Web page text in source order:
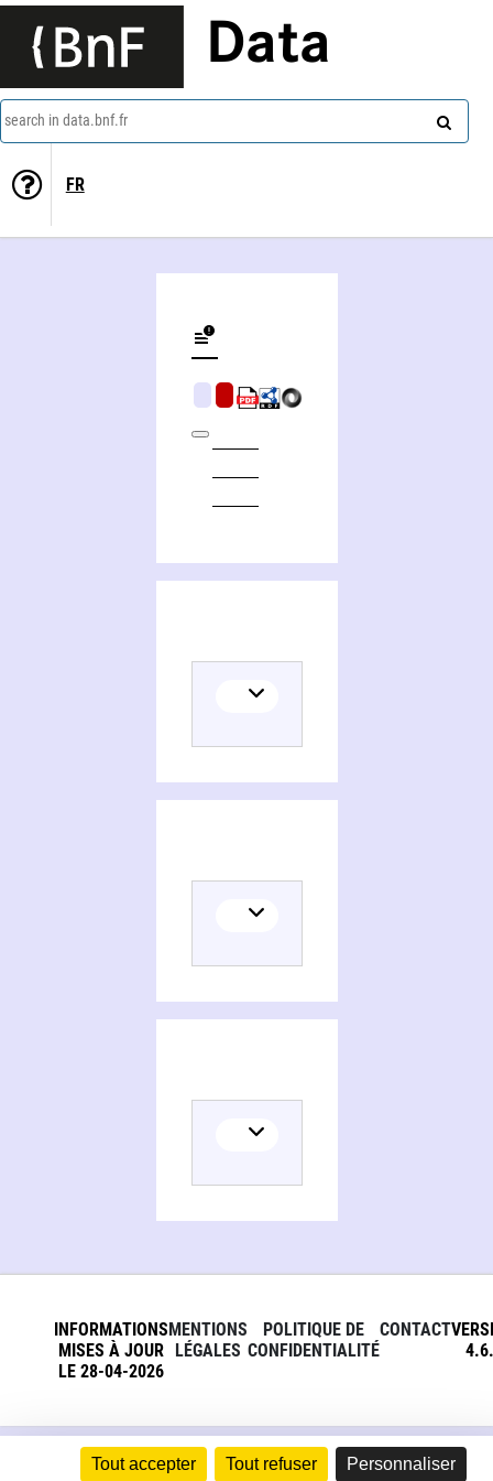
Tout accepter Tout refuser Personnaliser
Data
search in data.bnf.fr
FR
INFORMATIONS
MISES À JOUR
LE 28-04-2026
MENTIONS
LÉGALES
POLITIQUE DE
CONFIDENTIALITÉ
CONTACT